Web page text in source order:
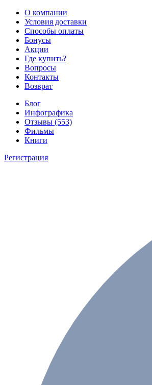
О компании
Условия доставки
Способы оплаты
Бонусы
Акции
Где купить?
Вопросы
Контакты
Возврат
Блог
Инфографика
Отзывы (553)
Фильмы
Книги
Регистрация